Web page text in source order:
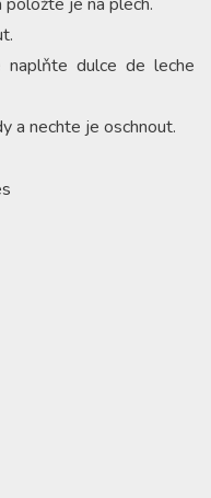
dulce de leche
a nechte je oschnout.